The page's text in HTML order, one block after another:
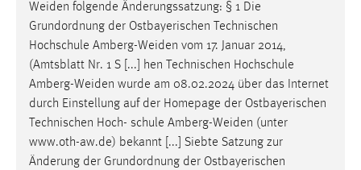
Weiden folgende Änderungssatzung: § 1 Die
Grundordnung der Ostbayerischen Technischen
Hochschule Amberg-Weiden vom 17. Januar 2014,
(Amtsblatt Nr. 1 S [...] hen Technischen Hochschule
Amberg-Weiden wurde am 08.02.2024 über das Internet
durch Einstellung auf der Homepage der Ostbayerischen
Technischen Hoch- schule Amberg-Weiden (unter
www.oth-aw.de) bekannt [...] Siebte Satzung zur
Änderung der Grundordnung der Ostbayerischen